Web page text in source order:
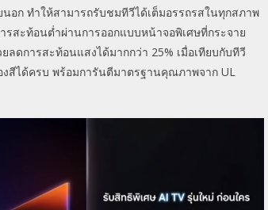
อก ทำให้สามารถรับชมทีวีได้เต็มอรรถรสในทุกสภาพ
รสะท้อนต่ำผ่านการออกแบบหน้าจอพิเศษที่กระจาย
ลดการสะท้อนแสงได้มากกว่า 25% เมื่อเทียบกับทีวี
สีได้ครบ พร้อมการันตีมาตรฐานคุณภาพจาก UL